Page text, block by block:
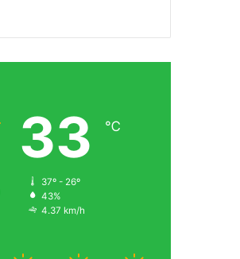
33 ℃
37º - 26º
43%
4.37 km/h